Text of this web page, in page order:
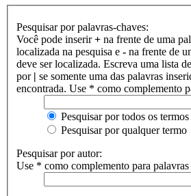
Pesquisar por palavras-chaves:
Você pode inserir+ na frente de uma
localizada na pesquisa e - na frente de
deve ser localizada. Escreva uma lista
por | se somente uma das palavras
encontrada. Use * como complemento
Pesquisar por todos os
Pesquisar por qualquer termo
Pesquisar por autor:
Use * como complemento para palavras